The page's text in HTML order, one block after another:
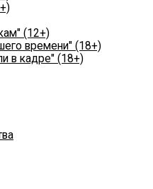
(12+)
времени" (18+)
в кадре" (18+)